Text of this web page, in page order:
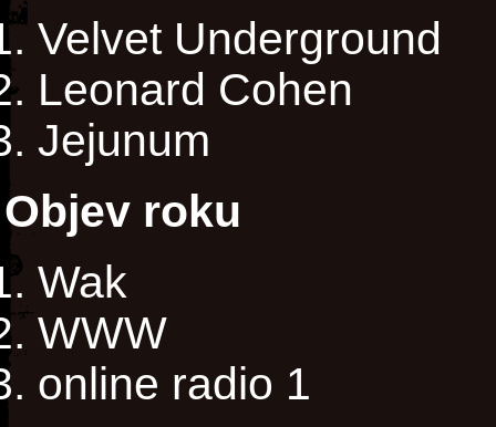
Velvet Underground
Leonard Cohen
Jejunum
Objev roku
Wak
WWW
online radio 1